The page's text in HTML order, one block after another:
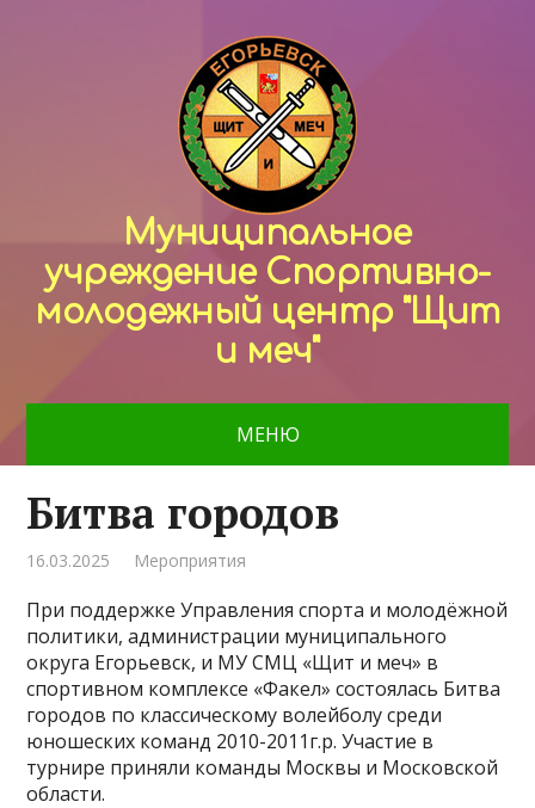
Муниципальное
учреждение Спортивно-
молодежный центр "Щит
и меч"
МЕНЮ
Битва городов
16.03.2025 Мероприятия
При поддержке Управления спорта и молодёжной
политики, администрации муниципального
округа Егорьевск, и МУ СМЦ «Щит и меч» в
спортивном комплексе «Факел» состоялась Битва
городов по классическому волейболу среди
юношеских команд 2010-2011г.р. Участие в
турнире приняли команды Москвы и Московской
области.